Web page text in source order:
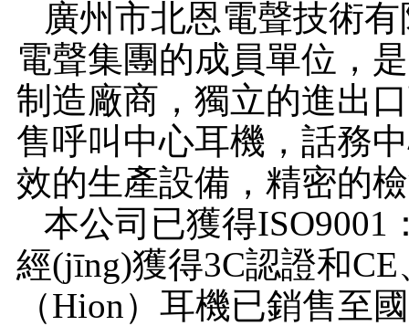
廣州市北恩電聲技術有
電聲集團的成員單位，
制造廠商，獨立的進出
售呼叫中心耳機，話務
效的生產設備，精密的
本公司已獲得ISO9001
經(jīng)獲得3C認證和
（Hion）耳機已銷售至